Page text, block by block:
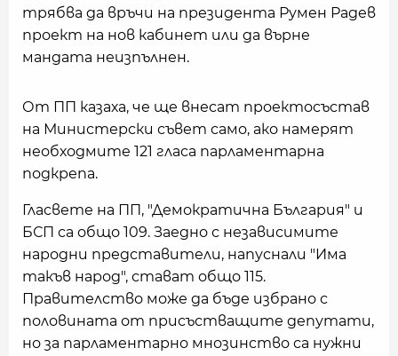
трябва да връчи на президента Румен Радев
проект на нов кабинет или да върне
мандата неизпълнен.
От ПП казаха, че ще внесат проектосъстав
на Министерски съвет само, ако намерят
необходмите 121 гласа парламентарна
подкрепа.
Гласвете на ПП, "Демократична България" и
БСП са общо 109. Заедно с независимите
народни представители, напуснали "Има
такъв народ", стават общо 115.
Правителство може да бъде избрано с
половината от присъстващите депутати,
но за парламентарно мнозинство са нужни